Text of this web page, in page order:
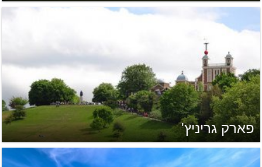
פארק גריניץ'